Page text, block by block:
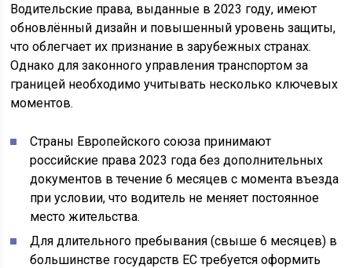
Водительские права, выданные в 2023 году, имеют
обновлённый дизайн и повышенный уровень защиты,
что облегчает их признание в зарубежных странах.
Однако для законного управления транспортом за
границей необходимо учитывать несколько ключевых
моментов.
Страны Европейского союза принимают
российские права 2023 года без дополнительных
документов в течение 6 месяцев с момента въезда
при условии, что водитель не меняет постоянное
место жительства.
Для длительного пребывания (свыше 6 месяцев) в
большинстве государств ЕС требуется оформить